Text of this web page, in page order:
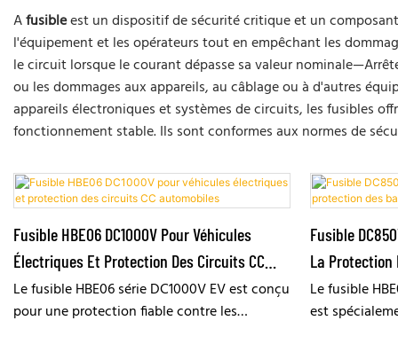
Afusibleest un dispositif de sécurité critique et un
l'équipement et les opérateurs tout en empêchant les
le circuit lorsque le courant dépasse sa valeur
ou les dommages aux appareils, au câblage ou à d'autres
appareils électroniques et systèmes de circuits, les fusibles
fonctionnement stable. Ils sont conformes aux normes de
Fusible HBE06 DC1000V Pour Véhicules
Électriques Et Protection Des Circuits CC
Automobiles
Le fusible HBE06 série DC1000V EV est conçu
pour une protection fiable contre les
Fusible
La Protection
Électriques
Le fusible
est